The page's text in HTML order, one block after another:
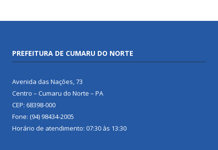
PREFEITURA DE CUMARU DO NORTE
Avenida das Nações, 73
Centro – Cumaru do Norte – PA
CEP: 68398-000
Fone: (94) 98434-2005
Horário de atendimento: 07:30 às 13:30